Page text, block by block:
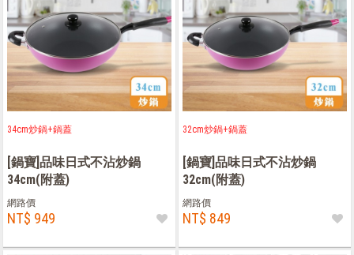
34cm炒鍋+鍋蓋
[鍋寶]品味日式不沾炒鍋
34cm(附蓋)
網路價
NT$ 949
32cm炒鍋+鍋蓋
[鍋寶]品味日式不沾炒鍋
32cm(附蓋)
網路價
NT$ 849
珍珠粗吸管杯 可微波保鮮盒 大理石不沾鍋
金鑽不沾鍋 氣炸烤箱